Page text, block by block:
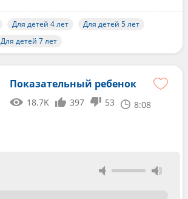
Для детей 4 лет
Для детей 5 лет
Для детей 7 лет
Показательный ребенок
18.7K 397 53 8:08